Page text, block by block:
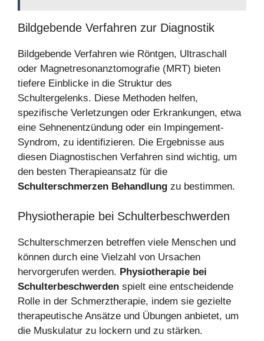
Bildgebende Verfahren zur Diagnostik
Bildgebende Verfahren wie Röntgen, Ultraschall
oder Magnetresonanztomografie (MRT) bieten
tiefere Einblicke in die Struktur des
Schultergelenks. Diese Methoden helfen,
spezifische Verletzungen oder Erkrankungen, etwa
eine Sehnenentzündung oder ein Impingement-
Syndrom, zu identifizieren. Die Ergebnisse aus
diesen Diagnostischen Verfahren sind wichtig, um
den besten Therapieansatz für die
Schulterschmerzen Behandlung zu bestimmen.
Physiotherapie bei Schulterbeschwerden
Schulterschmerzen betreffen viele Menschen und
können durch eine Vielzahl von Ursachen
hervorgerufen werden. Physiotherapie bei
Schulterbeschwerden spielt eine entscheidende
Rolle in der Schmerztherapie, indem sie gezielte
therapeutische Ansätze und Übungen anbietet, um
die Muskulatur zu lockern und zu stärken.